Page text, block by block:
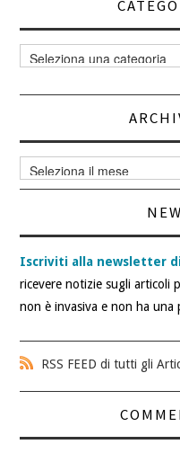
Categorie
articoli
Archivi
articoli
Iscriviti alla newsletter
ricevere notizie sugli articoli
non è invasiva e non ha una
RSS FEED di tutti gli